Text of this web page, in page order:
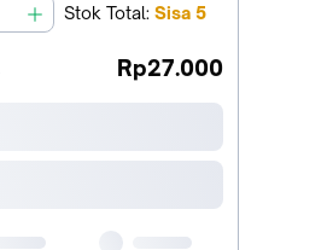
Stok Total: Sisa 5
Rp27.000